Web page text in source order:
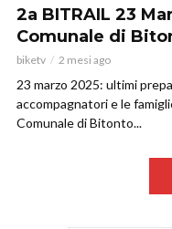
2a BITRAIL 23
Comunale di
biketv 2 mesi ago
23 marzo 2025: ultimi
accompagnatori e le
Comunale di Bitonto...